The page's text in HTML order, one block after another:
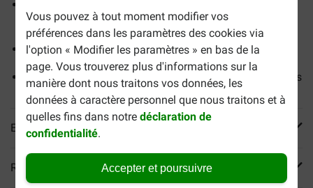
Vous pouvez à tout moment modifier vos
préférences dans les paramètres des cookies via
l'option « Modifier les paramètres » en bas de la
page. Vous trouverez plus d'informations sur la
manière dont nous traitons vos données, les
données à caractère personnel que nous traitons et à
quelles fins dans notredéclaration de
confidentialité.
Accepter et poursuivre
d'arachides
Contient Florastimul pour favoriser la flore intestinale
Aide à prévenir les comportements alimentaires sélectifs
En savoir plus
Reviews